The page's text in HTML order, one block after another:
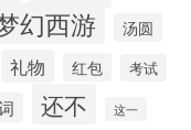
幻西游 汤圆
礼物 红包 考试
还不 这一